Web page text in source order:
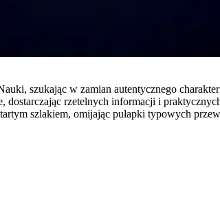
szukając w zamian autentycznego
rzetelnych informacji i
szlakiem, omijając pułapki typowych